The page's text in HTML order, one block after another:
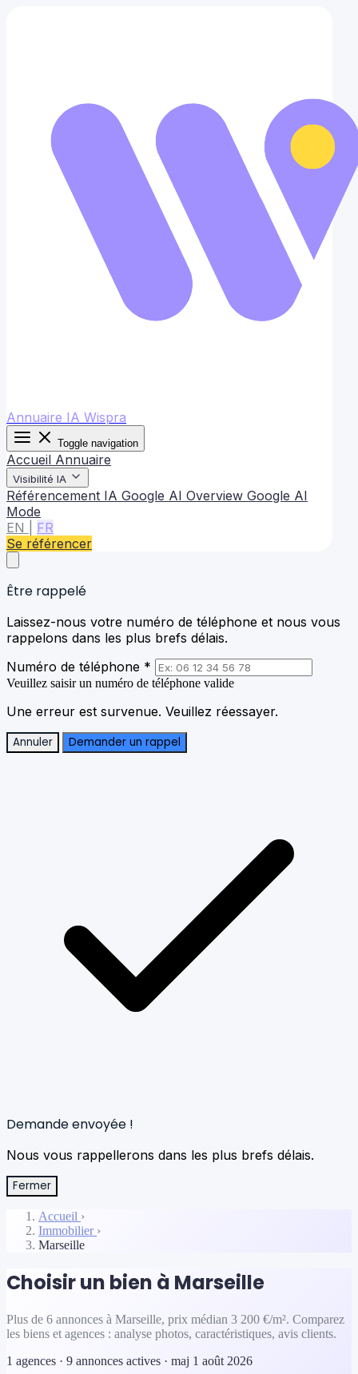
Annuaire IA Wispra
Toggle navigation
Accueil Annuaire
Visibilité IA
Référencement IA Google AI Overview Google AI
Mode
EN
FR
Se référencer
Être rappelé
Laissez-nous votre numéro de téléphone et nous vous
rappelons dans les plus brefs délais.
Numéro de téléphone *
Veuillez saisir un numéro de téléphone valide
Une erreur est survenue. Veuillez réessayer.
Annuler Demander un rappel
Demande envoyée !
Nous vous rappellerons dans les plus brefs délais.
Fermer
Accueil ›
Immobilier ›
Marseille
Choisir un bien à Marseille
Plus de 6 annonces à Marseille, prix médian 3 200 €/m². Comparez
les biens et agences : analyse photos, caractéristiques, avis clients.
1 agences · 9 annonces actives · maj 1 août 2026